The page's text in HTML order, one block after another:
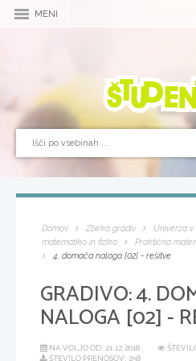
MENI
Domov Zbirka gradiv Univerza
matematiko in fiziko
Praktična
4. domača naloga [02] - rešitve
GRADIVO:4.
NALOGA [02] -
NA VOLJO OD: 21.12.2018
ŠTEVILO PRENOSOV: 258